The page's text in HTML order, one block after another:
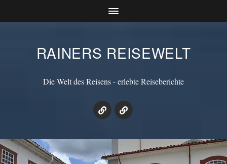
RAINERS REISEWELT
Die Welt des Reisens - erlebte Reiseberichte